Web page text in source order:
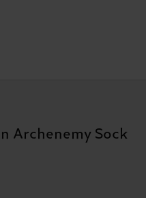
Archenemy Sock